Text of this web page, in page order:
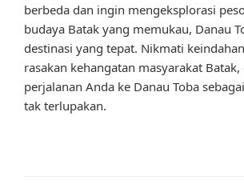
berbeda dan ingin mengeksplorasi
budaya Batak yang memukau, Danau
destinasi yang tepat. Nikmati
rasakan kehangatan masyarakat
perjalanan Anda ke Danau Toba
tak terlupakan.